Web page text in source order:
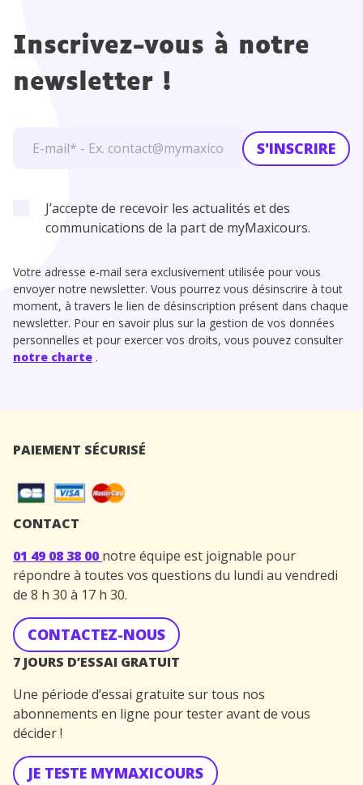
Inscrivez-vous à notre
newsletter !
S'INSCRIRE
J’accepte de recevoir les actualités et des
communications de la part de myMaxicours.
Votre adresse e-mail sera exclusivement utilisée pour vous
envoyer notre newsletter. Vous pourrez vous désinscrire à tout
moment, à travers le lien de désinscription présent dans chaque
newsletter. Pour en savoir plus sur la gestion de vos données
personnelles et pour exercer vos droits, vous pouvez consulter
notre charte .
PAIEMENT SÉCURISÉ
CONTACT
01 49 08 38 00 notre équipe est joignable pour
répondre à toutes vos questions du lundi au vendredi
de 8 h 30 à 17 h 30.
CONTACTEZ-NOUS
7 JOURS D’ESSAI GRATUIT
Une période d’essai gratuite sur tous nos
abonnements en ligne pour tester avant de vous
décider !
JE TESTE MYMAXICOURS